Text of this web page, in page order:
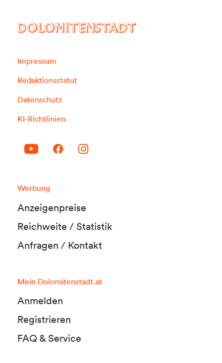
DOLOMITENSTADT
Impressum
Redaktionsstatut
Datenschutz
KI-Richtlinien
Werbung
Anzeigenpreise
Reichweite / Statistik
Anfragen / Kontakt
Mein Dolomitenstadt.at
Anmelden
Registrieren
FAQ & Service